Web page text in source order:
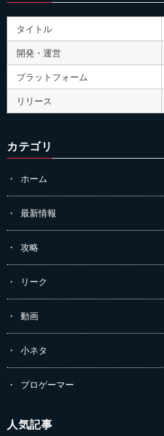
タイトル
開発・運営
プラットフォーム
リリース
カテゴリ
ホーム
最新情報
攻略
リーク
動画
小ネタ
プロゲーマー
人気記事